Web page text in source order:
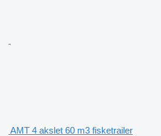
AMT 4 akslet 60 m3 fisketrailer